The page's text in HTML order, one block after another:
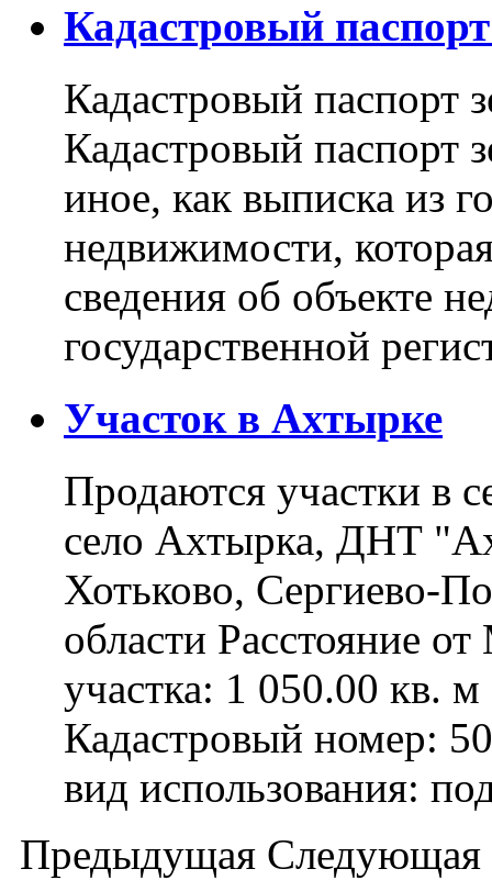
Кадастровый
Кадастровый паспорт
Кадастровый паспорт
иное, как выписка из
недвижимости,
сведения об объекте
государственной
Участок в Ахтырке
Продаются участки в
село Ахтырка, ДНТ
Хотьково, Сергиево-
области Расстояние
участка: 1 050.00 кв.
Кадастровый номер:
вид использования:
Предыдущая Следующая